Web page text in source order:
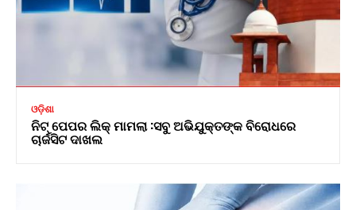
ଓଡ଼ିଶା
ନିଟ୍ ପେପର ଲିକ୍ ମାମଲା :ସବୁ ଅଭିଯୁକ୍ତଙ୍କ ବିରୋଧରେ
ଚାର୍ଜସିଟ ଦାଖଲ